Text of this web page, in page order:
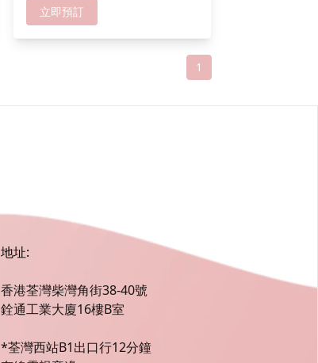
折扣愈多
立即預訂
1
地址:
香港荃灣柴灣角街38-40號
銓通工業大廈16樓B室
*荃灣西站B1出口行12分鐘